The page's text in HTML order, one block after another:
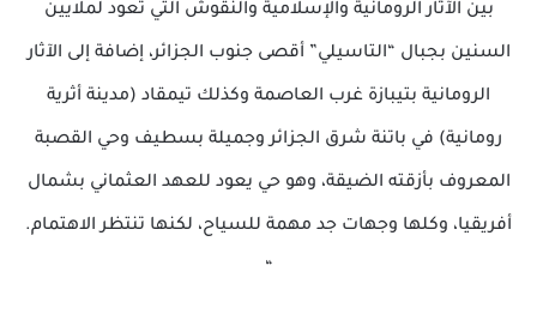
بين الآثار الرومانية والإسلامية والنقوش التي تعود لملايين
السنين بجبال “التاسيلي” أقصى جنوب الجزائر، إضافة إلى الآثار
الرومانية بتيبازة غرب العاصمة وكذلك تيمقاد (مدينة أثرية
رومانية) في باتنة شرق الجزائر وجميلة بسطيف وحي القصبة
المعروف بأزقته الضيقة، وهو حي يعود للعهد العثماني بشمال
أفريقيا، وكلها وجهات جد مهمة للسياح، لكنها تنتظر الاهتمام.
“